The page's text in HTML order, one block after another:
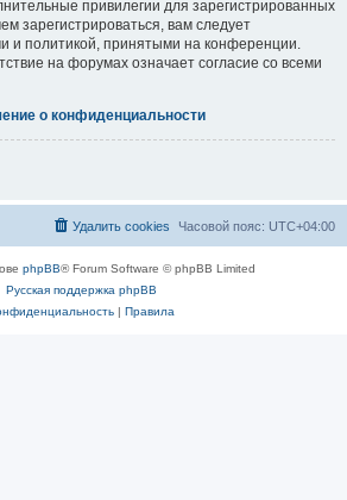
привилегии для зарегистрированных
зарегистрироваться, вам следует
и политикой, принятыми на конференции.
на форумах означает согласие со всеми
о конфиденциальности
Часовой пояс: UTC+04:00
Удалить cookies
phpBB® Forum Software © phpBB Limited
Русская поддержка phpBB
| Правила